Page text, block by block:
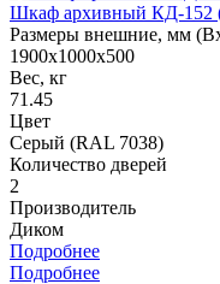
Шкаф архивный КД-152
Размеры внешние, мм
1900x1000x500
Вес, кг
71.45
Цвет
Серый (RAL 7038)
Количество дверей
2
Производитель
Диком
Подробнее
Подробнее